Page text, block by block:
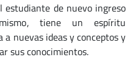
estudiante de nuevo ingreso
tiene un espíritu
nuevas ideas y conceptos y
sus conocimientos.